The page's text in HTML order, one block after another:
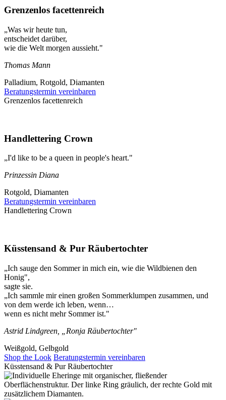
Grenzenlos facettenreich
„Was wir heute tun,
entscheidet darüber,
wie die Welt morgen aussieht."
Thomas Mann
Palladium, Rotgold, Diamanten
Beratungstermin vereinbaren
Grenzenlos facettenreich
Handlettering Crown
„I'd like to be a queen in people's heart."
Prinzessin Diana
Rotgold, Diamanten
Beratungstermin vereinbaren
Handlettering Crown
Küsstensand & Pur Räubertochter
„Ich sauge den Sommer in mich ein, wie die Wildbienen den
Honig",
sagte sie.
„Ich sammle mir einen großen Sommerklumpen zusammen, und
von dem werde ich leben, wenn…
wenn es nicht mehr Sommer ist."
Astrid Lindgreen, „Ronja Räubertochter"
Weißgold, Gelbgold
Shop the Look Beratungstermin vereinbaren
Küsstensand & Pur Räubertochter